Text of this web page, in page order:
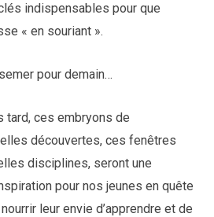
indispensables pour que
« en souriant ».
pour demain…
tard, ces embryons de
découvertes, ces fenêtres
disciplines, seront une
pour nos jeunes en quête
leur envie d’apprendre et de